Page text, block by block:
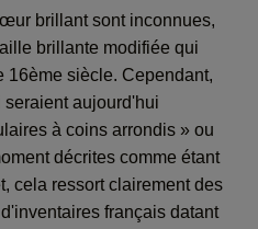
brillant sont inconnues,
brillante modifiée qui
16ème siècle. Cependant,
seraient aujourd'hui
à coins arrondis » ou
décrites comme étant
cela ressort clairement des
français datant